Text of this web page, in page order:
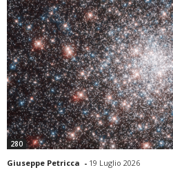
280
Giuseppe Petricca - 19 Luglio 2026